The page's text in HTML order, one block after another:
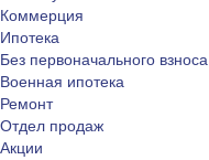
Коммерция
Ипотека
Без первоначального взноса
Военная ипотека
Ремонт
Отдел продаж
Акции